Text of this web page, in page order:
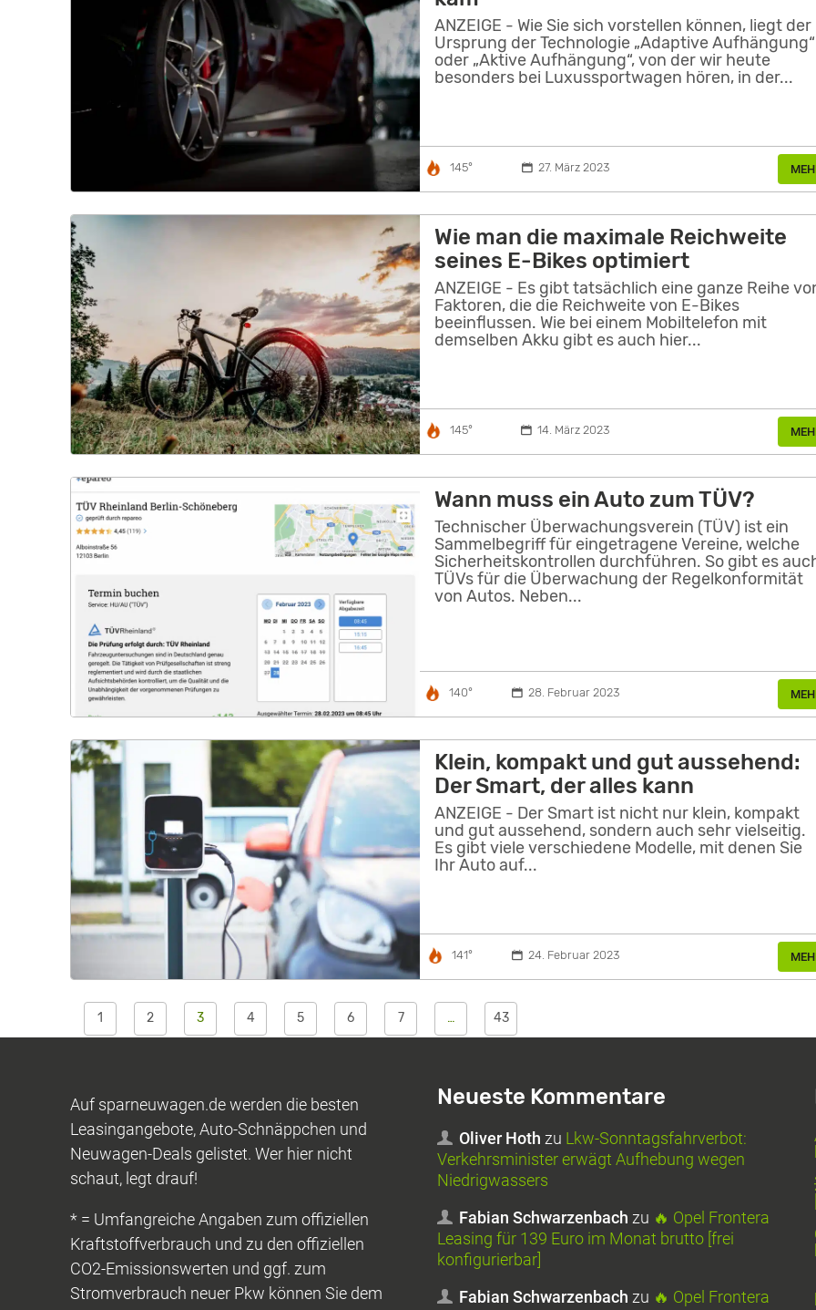
ANZEIGE - Wie Sie sich vorstellen können, liegt der
Ursprung der Technologie „Adaptive Aufhängung“
oder „Aktive Aufhängung“, von der wir heute
besonders bei Luxussportwagen hören, in der...
145° 27. März 2023
Wie man die maximale Reichweite
seines E-Bikes optimiert
ANZEIGE - Es gibt tatsächlich eine ganze Reihe
Faktoren, die die Reichweite von E-Bikes
beeinflussen. Wie bei einem Mobiltelefon mit
demselben Akku gibt es auch hier...
145° 14. März 2023
Wann muss ein Auto zum TÜV?
Technischer Überwachungsverein (TÜV) ist ein
Sammelbegriff für eingetragene Vereine, welche
Sicherheitskontrollen durchführen. So gibt es
TÜVs für die Überwachung der Regelkonformität
von Autos. Neben...
140° 28. Februar 2023
Klein, kompakt und gut aussehend:
Der Smart, der alles kann
ANZEIGE - Der Smart ist nicht nur klein, kompakt
und gut aussehend, sondern auch sehr vielseitig.
Es gibt viele verschiedene Modelle, mit denen Sie
Ihr Auto auf...
141° 24. Februar 2023
1 2 3 4 5 6 7 … 43
Auf sparneuwagen.de werden die besten
Leasingangebote, Auto-Schnäppchen und
Neuwagen-Deals gelistet. Wer hier nicht
schaut, legt drauf!
* = Umfangreiche Angaben zum offiziellen
Kraftstoffverbrauch und zu den offiziellen
CO2-Emissionswerten und ggf. zum
Stromverbrauch neuer Pkw können Sie dem
Neueste Kommentare
Oliver Hoth zu Lkw-Sonntagsfahrverbot:
Verkehrsminister erwägt Aufhebung wegen
Niedrigwassers
Fabian Schwarzenbach zu 🔥 Opel Frontera
Leasing für 139 Euro im Monat brutto [frei
konfigurierbar]
Fabian Schwarzenbach zu 🔥 Opel Frontera